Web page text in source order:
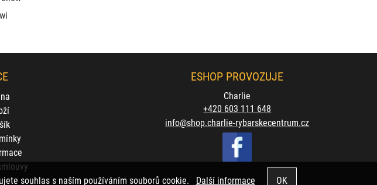
ESHOP PROVOZUJE
Charlie
+420 603 111 648
info@shop.charlie-rybarskecentrum.cz
souhlas s naším používáním souborů cookie. Další informace